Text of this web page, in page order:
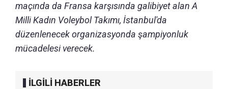
maçında da Fransa karşısında galibiyet alan A
Milli Kadın Voleybol Takımı, İstanbul'da
düzenlenecek organizasyonda şampiyonluk
mücadelesi verecek.
İLGİLİ HABERLER